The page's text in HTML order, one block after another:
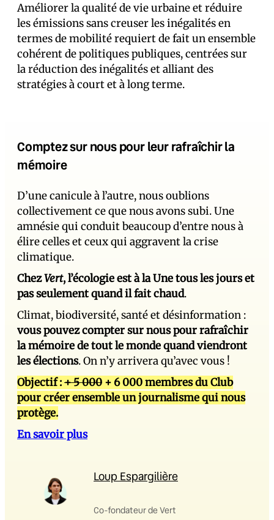
Améliorer la qualité de vie urbaine et réduire
les émissions sans creuser les inégalités en
termes de mobilité requiert de fait un ensemble
cohérent de politiques publiques, centrées sur
la réduction des inégalités et alliant des
stratégies à court et à long terme.
Comptez sur nous pour leur rafraîchir la
mémoire
D’une canicule à l’autre, nous oublions
collectivement ce que nous avons subi. Une
amnésie qui conduit beaucoup d’entre nous à
élire celles et ceux qui aggravent la crise
climatique.
ChezVert, l’écologie est à la Une tous les jours et
pas seulement quand il fait chaud.
Climat, biodiversité, santé et désinformation :
vous pouvez compter sur nous pour rafraîchir
la mémoire de tout le monde quand viendront
les élections. On n’y arrivera qu’avec vous !
Objectif :+ 5 000 + 6 000 membres du Club
pour créer ensemble un journalisme qui nous
protège.
En savoir plus
Loup Espargilière
Co-fondateur de Vert